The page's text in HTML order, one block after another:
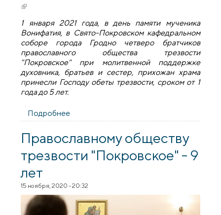
(внешняя ссылка)
1 января 2021 года, в день памяти мученика
Вонифатия, в Свято-Покровском кафедральном
соборе города Гродно четверо братчиков
православного общества трезвости
"Покровское" при молитвенной поддержке
духовника, братьев и сестер, прихожан храма
принесли Господу обеты трезвости, сроком от 1
года до 5 лет.
Подробнее
общества трезвости "Покровское" дали
Православному обществу
трезвости "Покровское" - 9
лет
15 ноября, 2020 - 20:32